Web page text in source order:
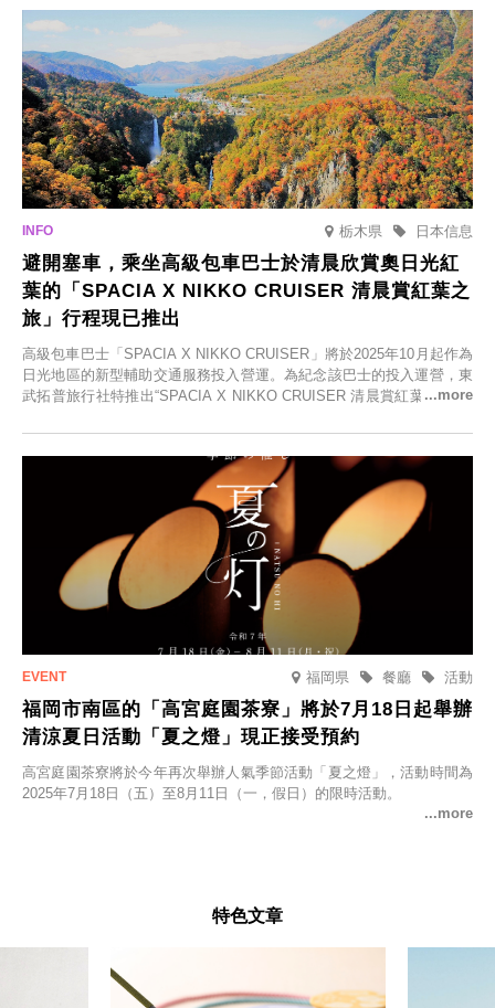
栃木県 日本信息
避開塞車，乘坐高級包車巴士於清晨欣賞奧日光紅
葉的「SPACIA X NIKKO CRUISER 清晨賞紅葉之
旅」行程現已推出
高級包車巴士「SPACIA X NIKKO CRUISER」將於2025年10月起作為
日光地區的新型輔助交通服務投入營運。為紀念該巴士的投入運營，東
武拓普旅行社特推出“SPACIA X NIKKO CRUISER 清晨賞紅葉之旅”，
福岡県 活動
餐廳
福岡市南區的「高宮庭園茶寮」將於7月18日起舉辦
清涼夏日活動「夏之燈」現正接受預約
高宮庭園茶寮將於今年再次舉辦人氣季節活動「夏之燈」，活動時間為
2025年7月18日（五）至8月11日（一，假日）的限時活動。
特色文章